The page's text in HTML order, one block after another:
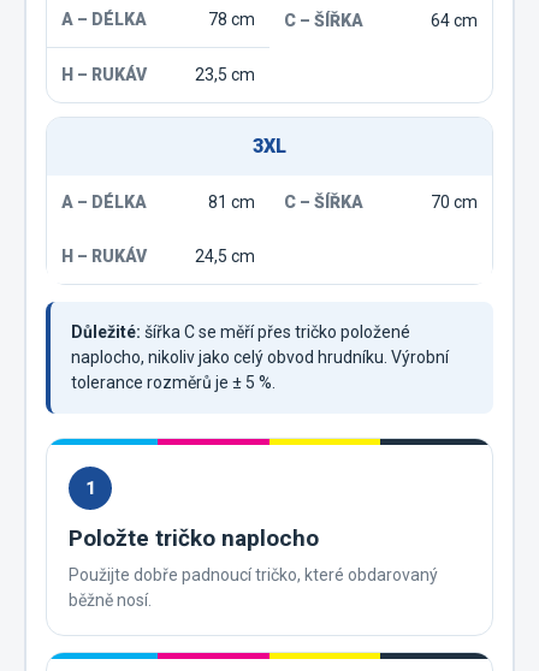
78 cm 64 cm
23,5 cm
3XL
81 cm 70 cm
24,5 cm
Důležité: šířka C se měří přes tričko položené
naplocho, nikoliv jako celý obvod hrudníku. Výrobní
tolerance rozměrů je ± 5 %.
1
Položte tričko naplocho
Použijte dobře padnoucí tričko, které obdarovaný
běžně nosí.